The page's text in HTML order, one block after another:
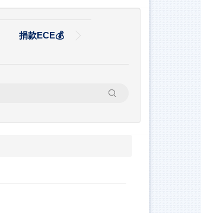
捐款ECE💰
搜尋